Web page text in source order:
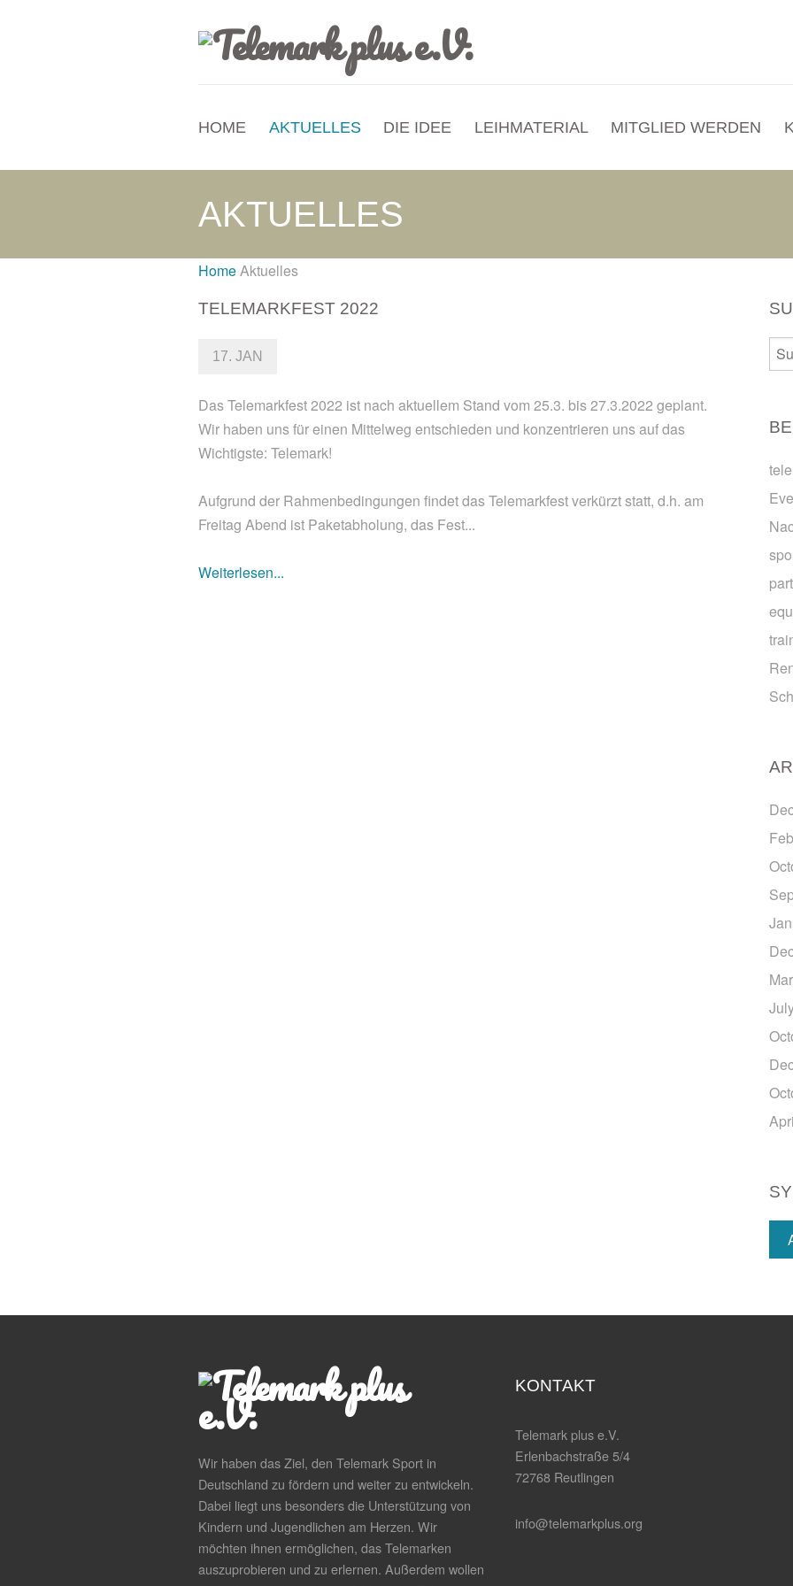
HOME AKTUELLES DIE IDEE LEIHMATERIAL MITGLIED WERDEN
AKTUELLES
HomeAktuelles
TELEMARKFEST 2022
17. JAN
Das Telemarkfest 2022 ist nach aktuellem Stand vom 25.3. bis 27.3.2022 geplant.
Wir haben uns für einen Mittelweg entschieden und konzentrieren uns auf das
Wichtigste: Telemark!
Aufgrund der Rahmenbedingungen findet das Telemarkfest verkürzt statt, d.h. am
Freitag Abend ist Paketabholung, das Fest...
Weiterlesen...
Wir haben das Ziel, den Telemark Sport in
Deutschland zu fördern und weiter zu entwickeln.
Dabei liegt uns besonders die Unterstützung von
Kindern und Jugendlichen am Herzen. Wir
möchten ihnen ermöglichen, das Telemarken
auszuprobieren und zu erlernen. Außerdem wollen
KONTAKT
Telemark plus e.V.
Erlenbachstraße 5/4
72768 Reutlingen
info@telemarkplus.org